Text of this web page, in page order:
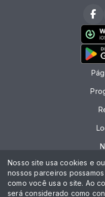
Nosso site usa cookies e
nossos parceiros
como você usa o site. Ao
será considerado como